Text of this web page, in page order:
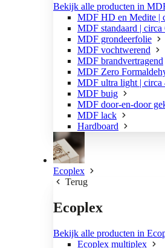
Bekijk alle producten in
MDF HD en Medite |
MDF standaard | circa
MDF grondeerfolie
MDF vochtwerend
MDF brandvertragend
MDF Zero
MDF ultra light | circa
MDF buig
MDF door-en-door
MDF lack
Hardboard
Ecoplex
Terug
Ecoplex
Bekijk alle producten in
Ecoplex multiplex